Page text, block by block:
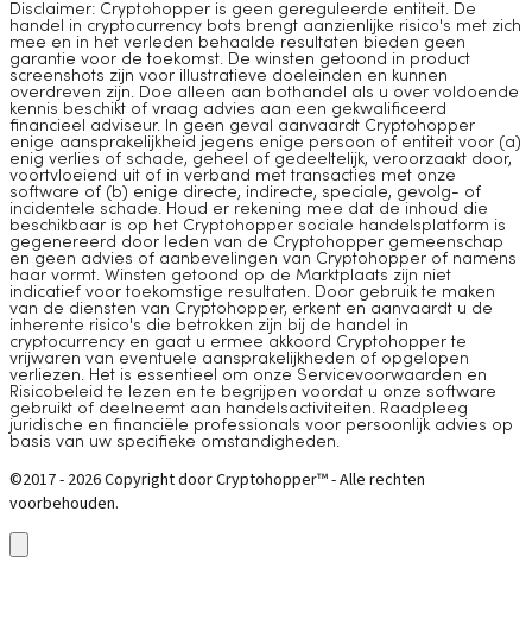
Disclaimer: Cryptohopper is geen gereguleerde entiteit. De
handel in cryptocurrency bots brengt aanzienlijke risico's met zich
mee en in het verleden behaalde resultaten bieden geen
garantie voor de toekomst. De winsten getoond in product
screenshots zijn voor illustratieve doeleinden en kunnen
overdreven zijn. Doe alleen aan bothandel als u over voldoende
kennis beschikt of vraag advies aan een gekwalificeerd
financieel adviseur. In geen geval aanvaardt Cryptohopper
enige aansprakelijkheid jegens enige persoon of entiteit voor (a)
enig verlies of schade, geheel of gedeeltelijk, veroorzaakt door,
voortvloeiend uit of in verband met transacties met onze
software of (b) enige directe, indirecte, speciale, gevolg- of
incidentele schade. Houd er rekening mee dat de inhoud die
beschikbaar is op het Cryptohopper sociale handelsplatform is
gegenereerd door leden van de Cryptohopper gemeenschap
en geen advies of aanbevelingen van Cryptohopper of namens
haar vormt. Winsten getoond op de Marktplaats zijn niet
indicatief voor toekomstige resultaten. Door gebruik te maken
van de diensten van Cryptohopper, erkent en aanvaardt u de
inherente risico's die betrokken zijn bij de handel in
cryptocurrency en gaat u ermee akkoord Cryptohopper te
vrijwaren van eventuele aansprakelijkheden of opgelopen
verliezen. Het is essentieel om onze Servicevoorwaarden en
Risicobeleid te lezen en te begrijpen voordat u onze software
gebruikt of deelneemt aan handelsactiviteiten. Raadpleeg
juridische en financiële professionals voor persoonlijk advies op
basis van uw specifieke omstandigheden.
©2017 - 2026 Copyright door Cryptohopper™ - Alle rechten
voorbehouden.